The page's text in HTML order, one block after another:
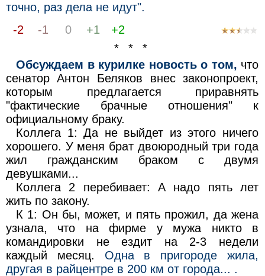
точно, раз дела не идут".
-2
-1 0 +1
+2
* * *
Обсуждаем в курилке новость о том, что
сенатор Антон Беляков внес законопроект,
которым предлагается приравнять
"фактические брачные отношения" к
официальному браку.
Коллега 1: Да не выйдет из этого ничего
хорошего. У меня брат двоюродный три года
жил гражданским браком с двумя
девушками...
Коллега 2 перебивает: А надо пять лет
жить по закону.
К 1: Он бы, может, и пять прожил, да жена
узнала, что на фирме у мужа никто в
командировки не ездит на 2-3 недели
каждый месяц. Одна в пригороде жила,
другая в райцентре в 200 км от города... .